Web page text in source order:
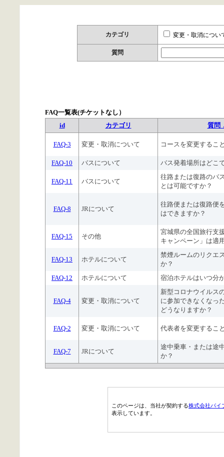
カテゴリ 変更・取消につい
質問
FAQ一覧表(チケットなし）
id
カテゴリ 質問
FAQ-3 変更・取消について コースを変更するこ
FAQ-10 バスについて バス発着場所はどこ
FAQ-11 バスについて
往路または復路のバ
とは可能ですか？
FAQ-8 JRについて
往路便または復路便
はできますか？
FAQ-15 その他
宮城県の全国旅行支
キャンペーン」は適
FAQ-13 ホテルについて
禁煙ルームのリクエ
か？
FAQ-12
ホテルについて 宿泊ホテルはいつ分
FAQ-4 変更・取消について
新型コロナウイルス
に参加できなくなっ
どうなりますか？
FAQ-2 変更・取消について 代表者を変更するこ
FAQ-7 JRについて
途中乗車・または途
か？
このページは、当社が契約する株式会社パイ
表示しています。